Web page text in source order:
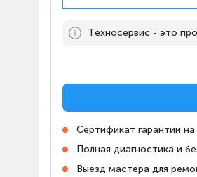
Апорт-Молл
на Райымбека, 147/127
Казахстан, Алматы,
проспект Райымбека,
147/127
Техносервис - это
Сертификат гарантии на
Полная диагностика и
Выезд мастера для